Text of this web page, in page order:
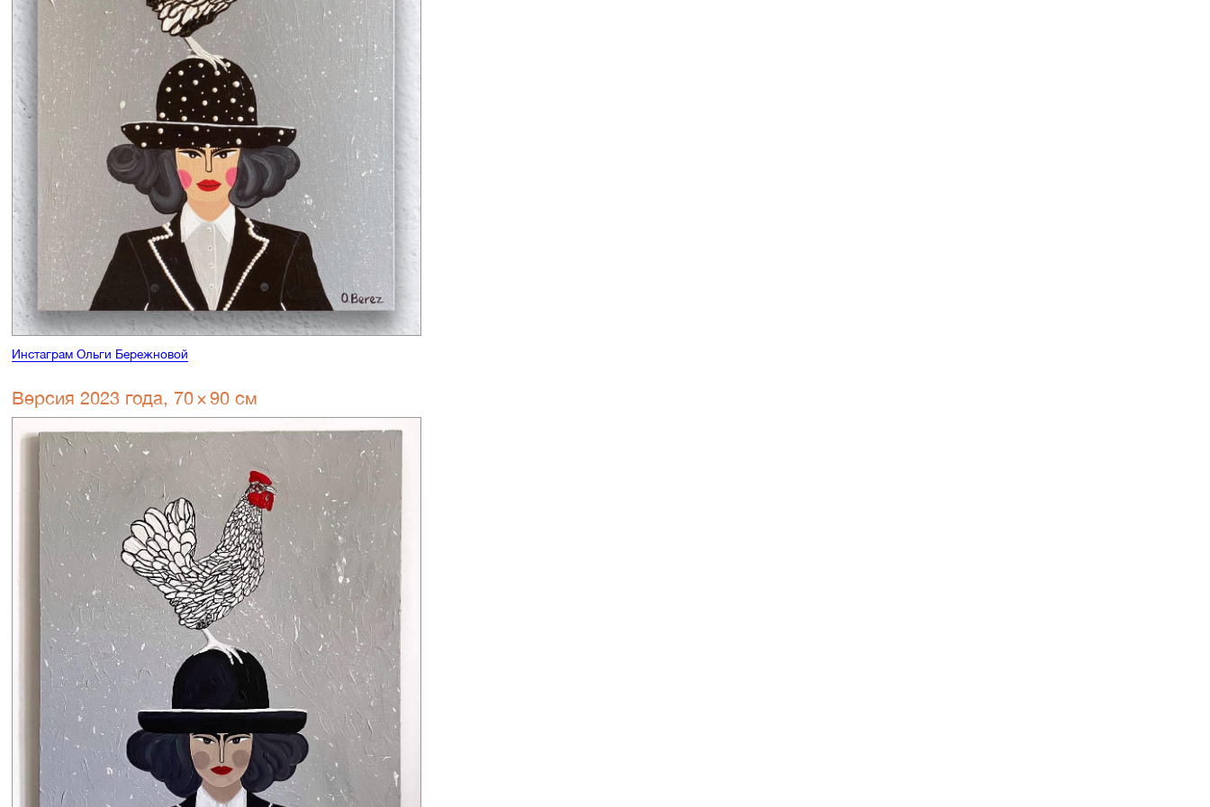
Инстаграм Ольги Бережновой
Версия 2023 года, 70 × 90 см